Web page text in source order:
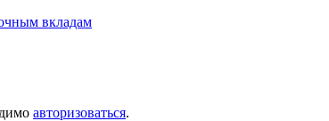
вкладам
авторизоваться.